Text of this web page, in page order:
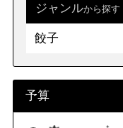
ジャンルから探す
餃子
予算